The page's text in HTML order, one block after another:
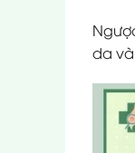
da